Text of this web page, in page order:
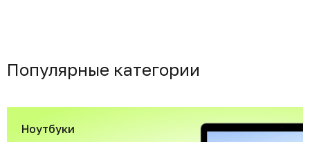
Популярные категории
Ноутбуки